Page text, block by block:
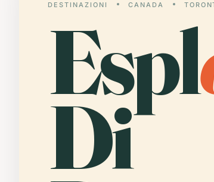
DESTINAZIONI CANADA
Espl
Di